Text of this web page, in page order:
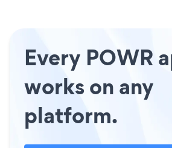
Every POWR
works on any
platform.